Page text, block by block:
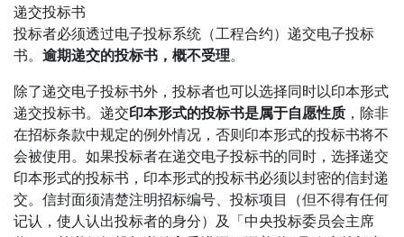
递交投标书
投标者必须透过电子投标系统（工程合约）递交电子投标
书。 逾期递交的投标书，概不受理。
除了递交电子投标书外，投标者也可以选择同时以印本形式
递交投标书。递交印本形式的投标书是属于自愿性质 ，除非
在招标条款中规定的例外情况，否则印本形式的投标书将不
会被使用。如果投标者在递交电子投标书的同时，选择递交
印本形式的投标书，印本形式的投标书必须以封密的信封递
交。信封面须清楚注明招标编号、投标项目（但不得有任何
记认，使人认出投标者的身分）及「中央投标委员会主席